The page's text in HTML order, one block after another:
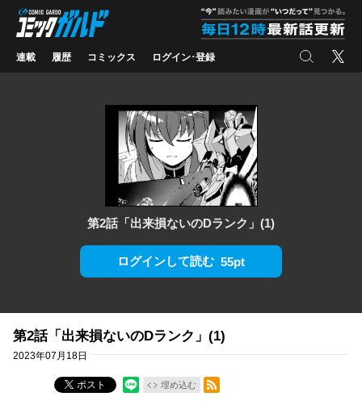
コミックガルド
連載 履歴 コミックス ログイン･登録 検索 X
第2話「出来損ないのDランク」(1)
ログインして読む 55pt
第2話「出来損ないのDランク」(1)
2023年07月18日
ポスト 埋め込む
RSSフィード